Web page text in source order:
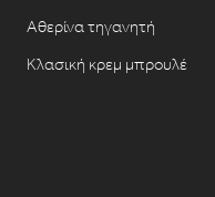
Αθερίνα τηγανητή
Κλασική κρεμ μπρουλέ